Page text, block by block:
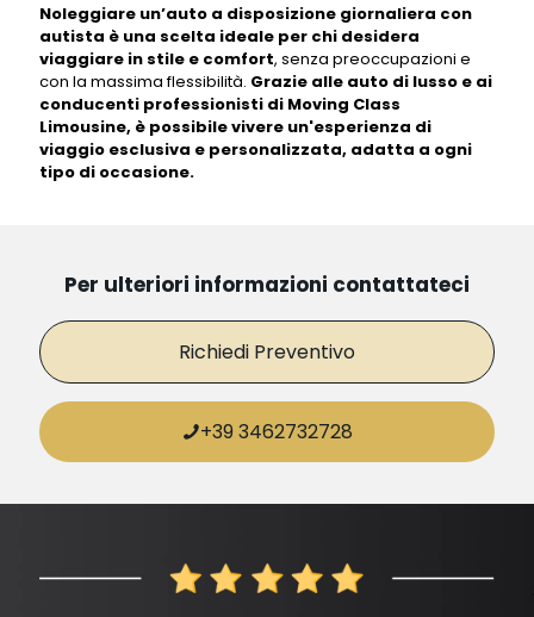
Noleggiare un’auto a disposizione giornaliera con
autista è una scelta ideale per chi desidera
viaggiare in stile e comfort, senza preoccupazioni e
con la massima flessibilità. Grazie alle auto di lusso e ai
conducenti professionisti di Moving Class
Limousine, è possibile vivere un'esperienza di
viaggio esclusiva e personalizzata, adatta a ogni
tipo di occasione.
Per ulteriori informazioni contattateci
Richiedi Preventivo
+39 3462732728